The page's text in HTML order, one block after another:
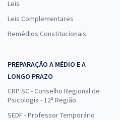
Leis
Leis Complementares
Remédios Constitucionais
PREPARAÇÃO A MÉDIO E A
LONGO PRAZO
CRP SC - Conselho Regional de
Psicologia - 12ª Região
SEDF - Professor Temporário